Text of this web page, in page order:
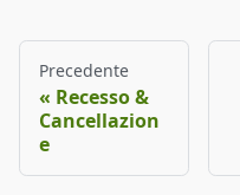
Precedente
Recesso &
Cancellazion
e